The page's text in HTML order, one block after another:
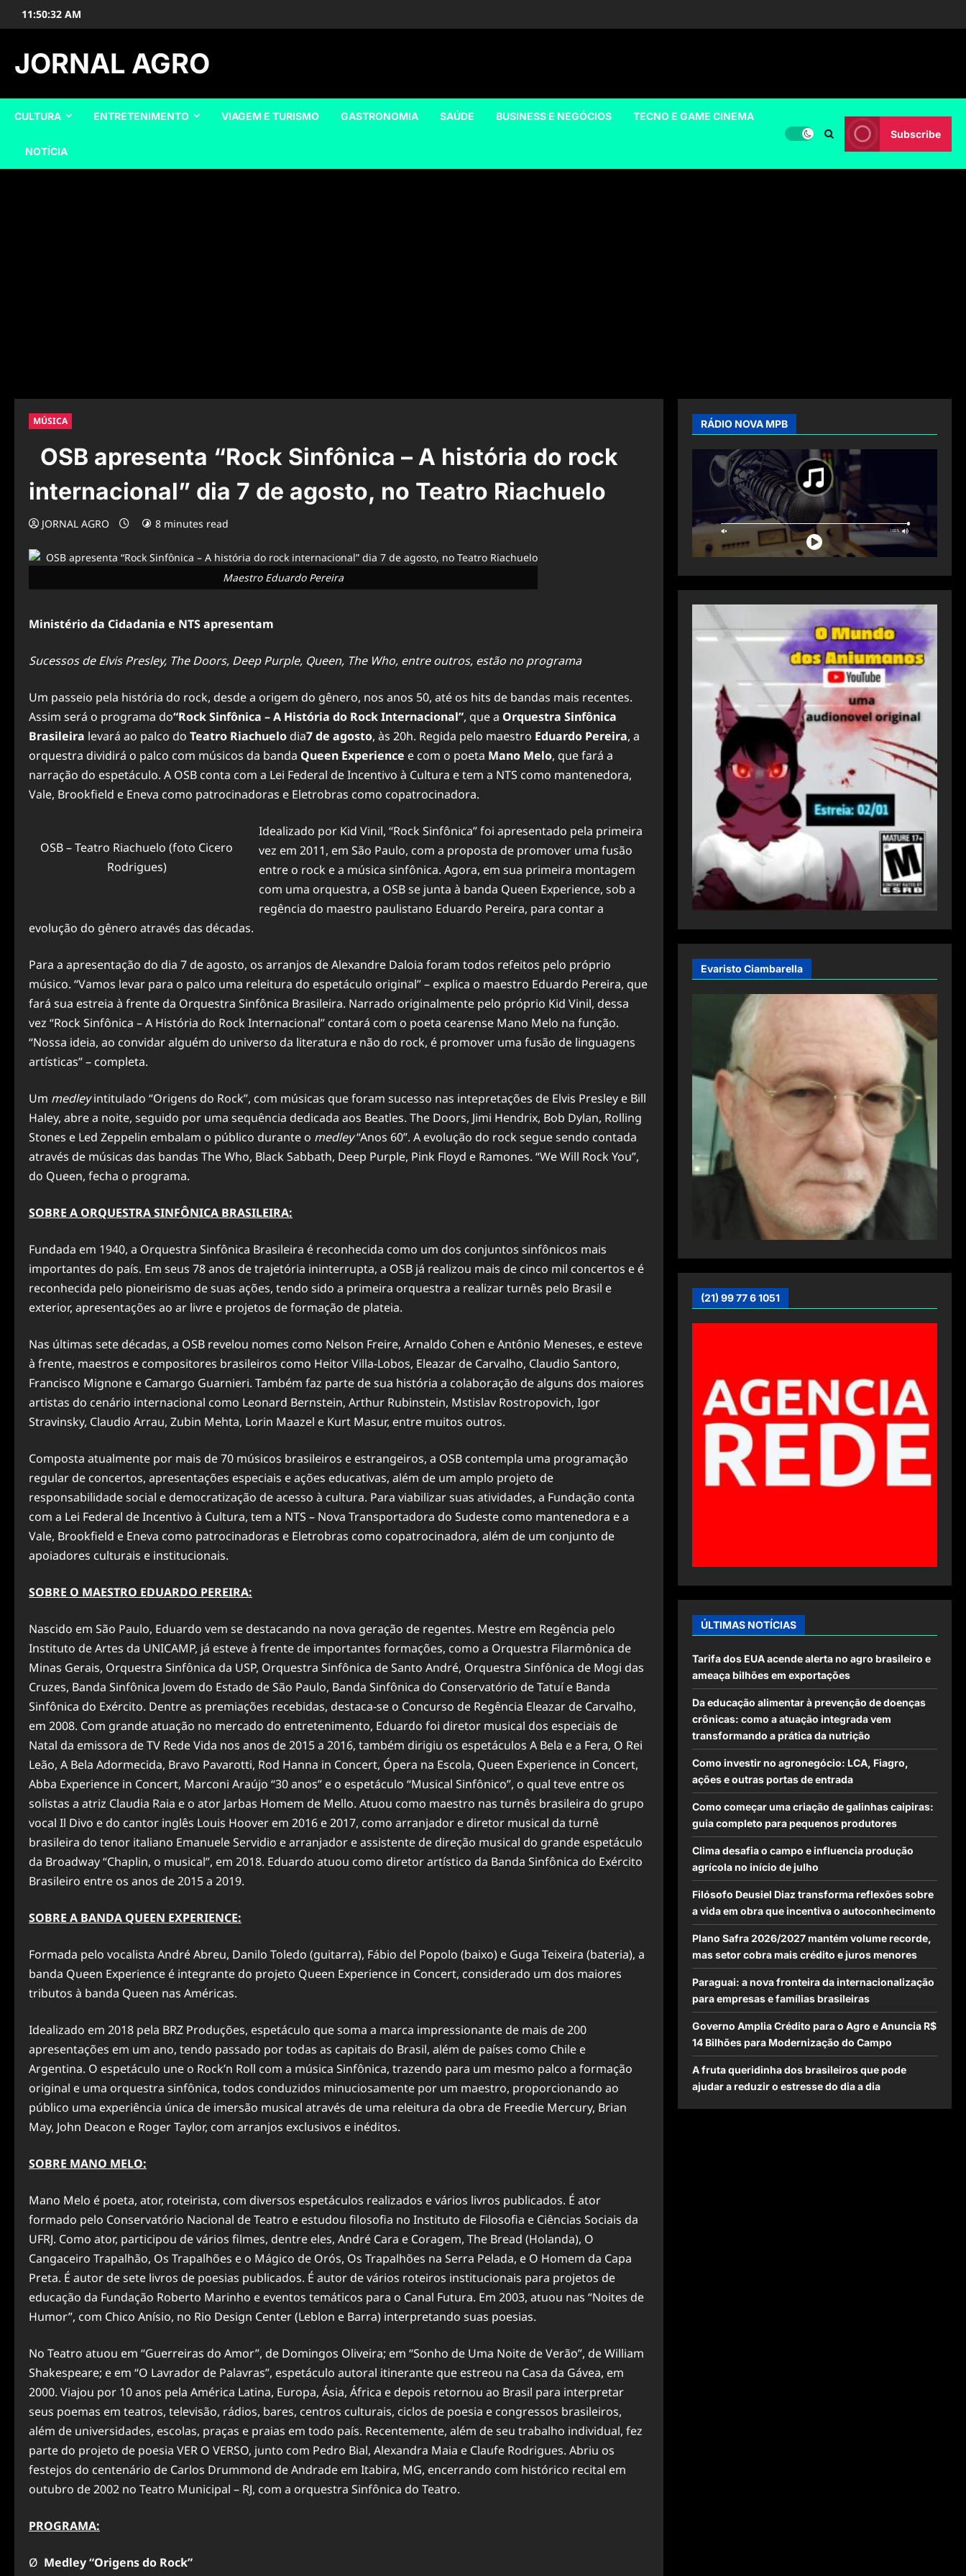
11:50:33 AM
JORNAL AGRO
CULTURA ENTRETENIMENTO VIAGEM E TURISMO GASTRONOMIA SAÚDE BUSINESS E NEGÓCIOS TECNO E GAME CINEMA
NOTÍCIA
Subscribe
MÚSICA
OSB apresenta “Rock Sinfônica – A história do rock
internacional” dia 7 de agosto, no Teatro Riachuelo
JORNAL AGRO 8 minutes read
Maestro Eduardo Pereira
Ministério da Cidadania e NTS apresentam
Sucessos de Elvis Presley, The Doors, Deep Purple, Queen, The Who, entre outros, estão no programa
Um passeio pela história do rock, desde a origem do gênero, nos anos 50, até os hits de bandas mais recentes.
Assim será o programa do“Rock Sinfônica – A História do Rock Internacional”, que a Orquestra Sinfônica
Brasileira levará ao palco do Teatro Riachuelo dia7 de agosto, às 20h. Regida pelo maestro Eduardo Pereira, a
orquestra dividirá o palco com músicos da banda Queen Experience e com o poeta Mano Melo, que fará a
narração do espetáculo. A OSB conta com a Lei Federal de Incentivo à Cultura e tem a NTS como mantenedora,
Vale, Brookfield e Eneva como patrocinadoras e Eletrobras como copatrocinadora.
OSB – Teatro Riachuelo (foto Cicero
Rodrigues)
Idealizado por Kid Vinil, “Rock Sinfônica” foi apresentado pela primeira
vez em 2011, em São Paulo, com a proposta de promover uma fusão
entre o rock e a música sinfônica. Agora, em sua primeira montagem
com uma orquestra, a OSB se junta à banda Queen Experience, sob a
regência do maestro paulistano Eduardo Pereira, para contar a
evolução do gênero através das décadas.
Para a apresentação do dia 7 de agosto, os arranjos de Alexandre Daloia foram todos refeitos pelo próprio
músico. “Vamos levar para o palco uma releitura do espetáculo original” – explica o maestro Eduardo Pereira, que
fará sua estreia à frente da Orquestra Sinfônica Brasileira. Narrado originalmente pelo próprio Kid Vinil, dessa
vez “Rock Sinfônica – A História do Rock Internacional” contará com o poeta cearense Mano Melo na função.
“Nossa ideia, ao convidar alguém do universo da literatura e não do rock, é promover uma fusão de linguagens
artísticas” – completa.
Um medleyintitulado “Origens do Rock”, com músicas que foram sucesso nas intepretações de Elvis Presley e Bill
Haley, abre a noite, seguido por uma sequência dedicada aos Beatles. The Doors, Jimi Hendrix, Bob Dylan, Rolling
Stones e Led Zeppelin embalam o público durante o medley“Anos 60”. A evolução do rock segue sendo contada
através de músicas das bandas The Who, Black Sabbath, Deep Purple, Pink Floyd e Ramones. “We Will Rock You”,
do Queen, fecha o programa.
SOBRE A ORQUESTRA SINFÔNICA BRASILEIRA:
Fundada em 1940, a Orquestra Sinfônica Brasileira é reconhecida como um dos conjuntos sinfônicos mais
importantes do país. Em seus 78 anos de trajetória ininterrupta, a OSB já realizou mais de cinco mil concertos e é
reconhecida pelo pioneirismo de suas ações, tendo sido a primeira orquestra a realizar turnês pelo Brasil e
exterior, apresentações ao ar livre e projetos de formação de plateia.
Nas últimas sete décadas, a OSB revelou nomes como Nelson Freire, Arnaldo Cohen e Antônio Meneses, e esteve
à frente, maestros e compositores brasileiros como Heitor Villa-Lobos, Eleazar de Carvalho, Claudio Santoro,
Francisco Mignone e Camargo Guarnieri. Também faz parte de sua história a colaboração de alguns dos maiores
artistas do cenário internacional como Leonard Bernstein, Arthur Rubinstein, Mstislav Rostropovich, Igor
Stravinsky, Claudio Arrau, Zubin Mehta, Lorin Maazel e Kurt Masur, entre muitos outros.
Composta atualmente por mais de 70 músicos brasileiros e estrangeiros, a OSB contempla uma programação
regular de concertos, apresentações especiais e ações educativas, além de um amplo projeto de
responsabilidade social e democratização de acesso à cultura. Para viabilizar suas atividades, a Fundação conta
com a Lei Federal de Incentivo à Cultura, tem a NTS – Nova Transportadora do Sudeste como mantenedora e a
Vale, Brookfield e Eneva como patrocinadoras e Eletrobras como copatrocinadora, além de um conjunto de
apoiadores culturais e institucionais.
SOBRE O MAESTRO EDUARDO PEREIRA:
Nascido em São Paulo, Eduardo vem se destacando na nova geração de regentes. Mestre em Regência pelo
Instituto de Artes da UNICAMP, já esteve à frente de importantes formações, como a Orquestra Filarmônica de
Minas Gerais, Orquestra Sinfônica da USP, Orquestra Sinfônica de Santo André, Orquestra Sinfônica de Mogi das
Cruzes, Banda Sinfônica Jovem do Estado de São Paulo, Banda Sinfônica do Conservatório de Tatuí e Banda
Sinfônica do Exército. Dentre as premiações recebidas, destaca-se o Concurso de Regência Eleazar de Carvalho,
em 2008. Com grande atuação no mercado do entretenimento, Eduardo foi diretor musical dos especiais de
Natal da emissora de TV Rede Vida nos anos de 2015 a 2016, também dirigiu os espetáculos A Bela e a Fera, O Rei
Leão, A Bela Adormecida, Bravo Pavarotti, Rod Hanna in Concert, Ópera na Escola, Queen Experience in Concert,
Abba Experience in Concert, Marconi Araújo “30 anos” e o espetáculo “Musical Sinfônico”, o qual teve entre os
solistas a atriz Claudia Raia e o ator Jarbas Homem de Mello. Atuou como maestro nas turnês brasileira do grupo
vocal Il Divo e do cantor inglês Louis Hoover em 2016 e 2017, como arranjador e diretor musical da turnê
brasileira do tenor italiano Emanuele Servidio e arranjador e assistente de direção musical do grande espetáculo
da Broadway “Chaplin, o musical”, em 2018. Eduardo atuou como diretor artístico da Banda Sinfônica do Exército
Brasileiro entre os anos de 2015 a 2019.
SOBRE A BANDA QUEEN EXPERIENCE:
Formada pelo vocalista André Abreu, Danilo Toledo (guitarra), Fábio del Popolo (baixo) e Guga Teixeira (bateria), a
banda Queen Experience é integrante do projeto Queen Experience in Concert, considerado um dos maiores
tributos à banda Queen nas Américas.
Idealizado em 2018 pela BRZ Produções, espetáculo que soma a marca impressionante de mais de 200
apresentações em um ano, tendo passado por todas as capitais do Brasil, além de países como Chile e
Argentina. O espetáculo une o Rock’n Roll com a música Sinfônica, trazendo para um mesmo palco a formação
original e uma orquestra sinfônica, todos conduzidos minuciosamente por um maestro, proporcionando ao
público uma experiência única de imersão musical através de uma releitura da obra de Freedie Mercury, Brian
May, John Deacon e Roger Taylor, com arranjos exclusivos e inéditos.
SOBRE MANO MELO:
Mano Melo é poeta, ator, roteirista, com diversos espetáculos realizados e vários livros publicados. É ator
formado pelo Conservatório Nacional de Teatro e estudou filosofia no Instituto de Filosofia e Ciências Sociais da
UFRJ. Como ator, participou de vários filmes, dentre eles, André Cara e Coragem, The Bread (Holanda), O
Cangaceiro Trapalhão, Os Trapalhões e o Mágico de Orós, Os Trapalhões na Serra Pelada, e O Homem da Capa
Preta. É autor de sete livros de poesias publicados. É autor de vários roteiros institucionais para projetos de
educação da Fundação Roberto Marinho e eventos temáticos para o Canal Futura. Em 2003, atuou nas “Noites de
Humor”, com Chico Anísio, no Rio Design Center (Leblon e Barra) interpretando suas poesias.
No Teatro atuou em “Guerreiras do Amor”, de Domingos Oliveira; em “Sonho de Uma Noite de Verão”, de William
Shakespeare; e em “O Lavrador de Palavras”, espetáculo autoral itinerante que estreou na Casa da Gávea, em
2000. Viajou por 10 anos pela América Latina, Europa, Ásia, África e depois retornou ao Brasil para interpretar
seus poemas em teatros, televisão, rádios, bares, centros culturais, ciclos de poesia e congressos brasileiros,
além de universidades, escolas, praças e praias em todo país. Recentemente, além de seu trabalho individual, fez
parte do projeto de poesia VER O VERSO, junto com Pedro Bial, Alexandra Maia e Claufe Rodrigues. Abriu os
festejos do centenário de Carlos Drummond de Andrade em Itabira, MG, encerrando com histórico recital em
outubro de 2002 no Teatro Municipal – RJ, com a orquestra Sinfônica do Teatro.
PROGRAMA:
Ø Medley “Origens do Rock”
RÁDIO NOVA MPB
Evaristo Ciambarella
(21) 99 77 6 1051
ÚLTIMAS NOTÍCIAS
Tarifa dos EUA acende alerta no agro brasileiro e
ameaça bilhões em exportações
Da educação alimentar à prevenção de doenças
crônicas: como a atuação integrada vem
transformando a prática da nutrição
Como investir no agronegócio: LCA, Fiagro,
ações e outras portas de entrada
Como começar uma criação de galinhas caipiras:
guia completo para pequenos produtores
Clima desafia o campo e influencia produção
agrícola no início de julho
Filósofo Deusiel Diaz transforma reflexões sobre
a vida em obra que incentiva o autoconhecimento
Plano Safra 2026/2027 mantém volume recorde,
mas setor cobra mais crédito e juros menores
Paraguai: a nova fronteira da internacionalização
para empresas e famílias brasileiras
Governo Amplia Crédito para o Agro e Anuncia R$
14 Bilhões para Modernização do Campo
A fruta queridinha dos brasileiros que pode
ajudar a reduzir o estresse do dia a dia